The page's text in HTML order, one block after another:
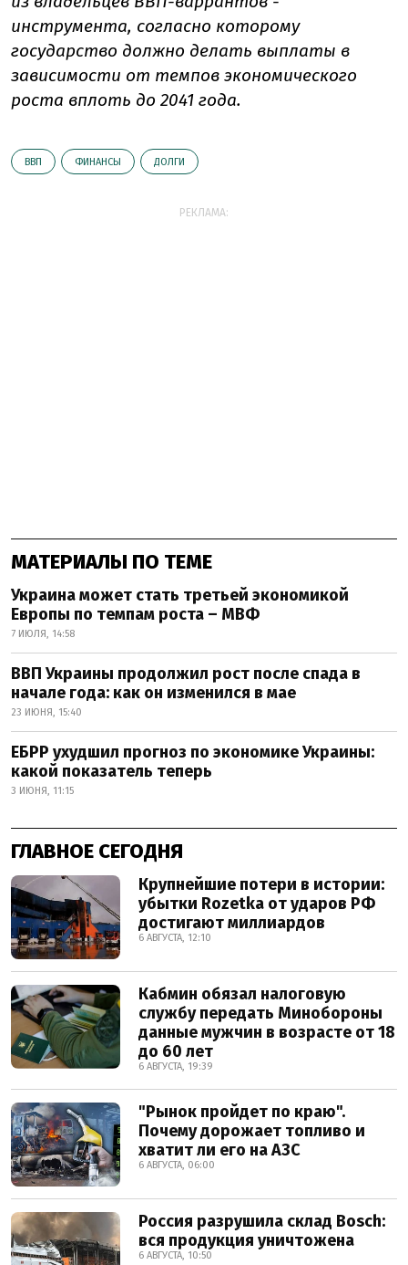
инструмента, согласно которому
государство должно делать выплаты в
зависимости от темпов экономического
роста вплоть до 2041 года.
ВВП ФИНАНСЫ ДОЛГИ
РЕКЛАМА:
МАТЕРИАЛЫ ПО ТЕМЕ
Украина может стать третьей экономикой
Европы по темпам роста – МВФ
7 ИЮЛЯ, 14:58
ВВП Украины продолжил рост после спада в
начале года: как он изменился в мае
23 ИЮНЯ, 15:40
ЕБРР ухудшил прогноз по экономике Украины:
какой показатель теперь
3 ИЮНЯ, 11:15
ГЛАВНОЕ СЕГОДНЯ
Крупнейшие потери в истории:
убытки Rozetka от ударов РФ
достигают миллиардов
6 АВГУСТА, 12:10
Кабмин обязал налоговую
службу передать Минобороны
данные мужчин в возрасте от 18
до 60 лет
6 АВГУСТА, 19:39
"Рынок пройдет по краю".
Почему дорожает топливо и
хватит ли его на АЗС
6 АВГУСТА, 06:00
Россия разрушила склад Bosch:
вся продукция уничтожена
6 АВГУСТА, 10:50